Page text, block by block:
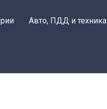
Авто, ПДД и техника